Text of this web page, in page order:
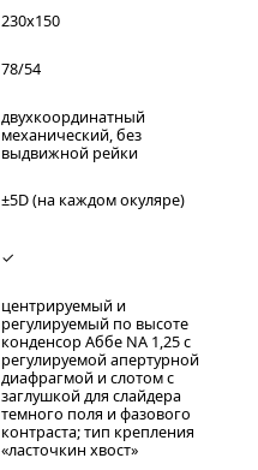
230x150
78/54
двухкоординатный
механический, без
выдвижной рейки
±5D (на каждом окуляре)
✓
центрируемый и
регулируемый по высоте
конденсор Аббе NA 1,25 с
регулируемой апертурной
диафрагмой и слотом с
заглушкой для слайдера
темного поля и фазового
контраста; тип крепления
«ласточкин хвост»